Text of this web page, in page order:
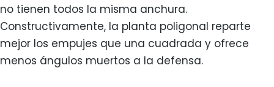
no tienen todos la misma anchura.
Constructivamente, la planta poligonal reparte
mejor los empujes que una cuadrada y ofrece
menos ángulos muertos a la defensa.